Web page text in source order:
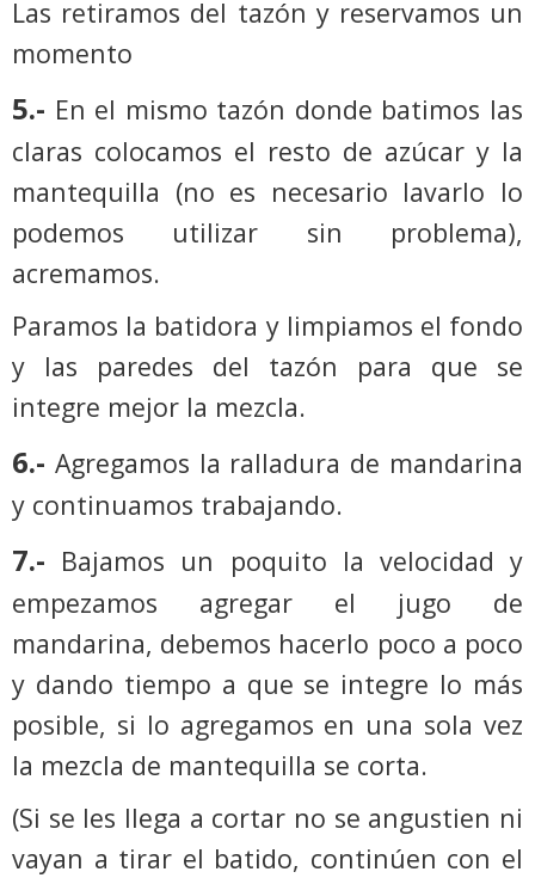
Las retiramos del tazón y reservamos un
momento
5.- En el mismo tazón donde batimos las
claras colocamos el resto de azúcar y la
mantequilla (no es necesario lavarlo lo
podemos utilizar sin problema),
acremamos.
Paramos la batidora y limpiamos el fondo
y las paredes del tazón para que se
integre mejor la mezcla.
6.- Agregamos la ralladura de mandarina
y continuamos trabajando.
7.- Bajamos un poquito la velocidad y
empezamos agregar el jugo de
mandarina, debemos hacerlo poco a poco
y dando tiempo a que se integre lo más
posible, si lo agregamos en una sola vez
la mezcla de mantequilla se corta.
(Si se les llega a cortar no se angustien ni
vayan a tirar el batido, continúen con el